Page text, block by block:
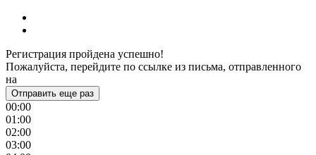
Регистрация пройдена успешно!
Пожалуйста, перейдите по ссылке из письма, отправленного
на
Отправить еще раз
00:00
01:00
02:00
03:00